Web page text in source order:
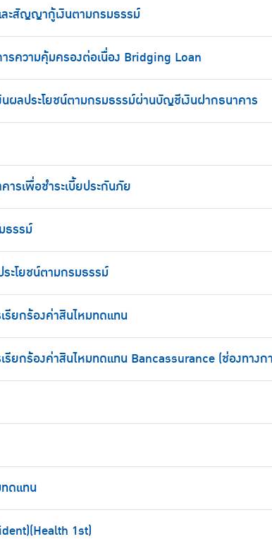
ะสัญญากู้เงินตามกรมธรรม์
ความคุ้มครองต่อเนื่อง Bridging Loan
ผลประโยชน์ตามกรมธรรม์ผ่านบัญชีเงินฝากธนาคาร
รเพื่อชำระเบี้ยประกันภัย
ธรรม์
ะโยชน์ตามกรมธรรม์
รียกร้องค่าสินไหมทดแทน
ยกร้องค่าสินไหมทดแทน Bancassurance (ช่องทางก
ดแทน
1st)